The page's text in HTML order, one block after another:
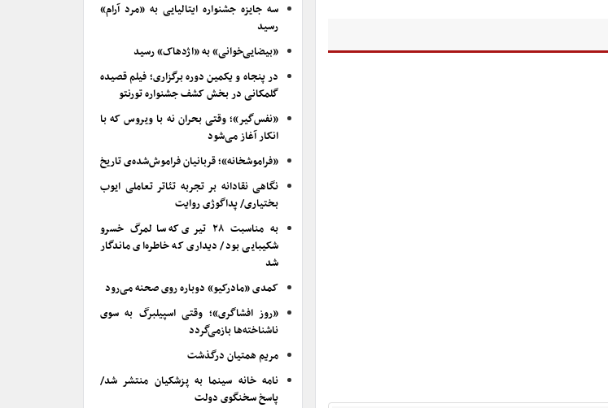
سه جایزه جشنواره ایتالیایی به «مرد آرام»
رسید
«بیضایی‌خوانی» به «اژدهاک» رسید
در پنجاه و یکمین دوره برگزاری؛ فیلم قصیده
گلمکانی در بخش کشف جشنواره تورنتو
«نفس‌گیر»؛ وقتی بحران نه با ویروس که با
انکار آغاز می‌شود
«فراموشخانه»؛ قربانیان فراموش‌شده‌ی تاریخ
نگاهی نقادانه بر تجربه تئاتر تعاملی ایوب
بختیاری/ پداگوژی روایت
به مناسبت ۲۸ تیری که سالمرگ خسرو
شکیبایی بود/ دیداری که خاطره‌ای ماندگار
شد
کمدی «مادرکیو» دوباره روی صحنه می‌رود
«روز افشاگری»؛ وقتی اسپیلبرگ به سوی
ناشناخته‌ها بازمی‌گردد
مریم همتیان درگذشت
نامه خانه سینما به پزشکیان منتشر شد/
پاسخ سخنگوی دولت